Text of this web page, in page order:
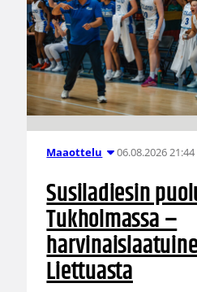
Maaottelu 06.08.2026 21:44
Susiladiesin
Tukholmassa –
Liettuasta